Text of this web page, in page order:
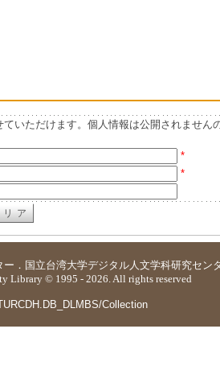
いただけます。個人情報は公開されません
*
*
ー ． 国立台湾大学デジタル人文学科研究セン
Library © 1995 - 2026. All rights reserved
Collection